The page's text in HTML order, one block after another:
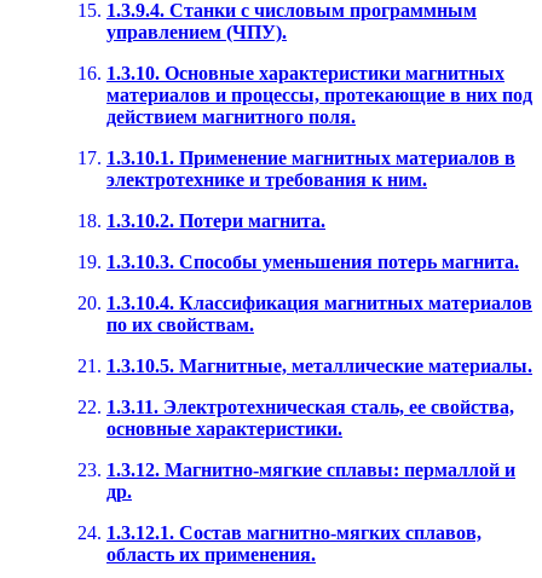
1.3.9.4. Станки с числовым программным
управлением (ЧПУ).
1.3.10. Основные характеристики магнитных
материалов и процессы, протекающие в них под
действием магнитного поля.
1.3.10.1. Применение магнитных материалов в
электротехнике и требования к ним.
1.3.10.2. Потери магнита.
1.3.10.3. Способы уменьшения потерь магнита.
1.3.10.4. Классификация магнитных материалов
по их свойствам.
1.3.10.5. Магнитные, металлические материалы.
1.3.11. Электротехническая сталь, ее свойства,
основные характеристики.
1.3.12. Магнитно-мягкие сплавы: пермаллой и
др.
1.3.12.1. Состав магнитно-мягких сплавов,
область их применения.